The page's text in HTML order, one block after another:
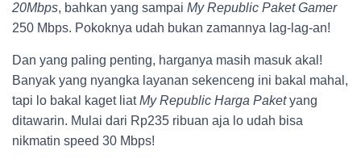
20Mbps, bahkan yang sampai My Republic Paket Gamer
250 Mbps. Pokoknya udah bukan zamannya lag-lag-an!
Dan yang paling penting, harganya masih masuk akal!
Banyak yang nyangka layanan sekenceng ini bakal mahal,
tapi lo bakal kaget liatMy Republic Harga Paketyang
ditawarin. Mulai dari Rp235 ribuan aja lo udah bisa
nikmatin speed 30 Mbps!